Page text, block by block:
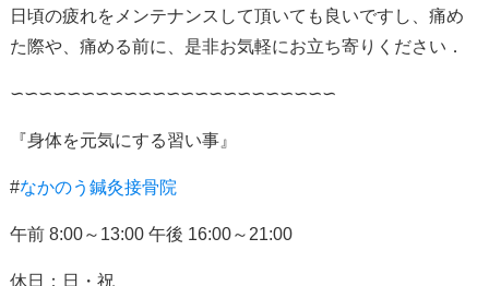
日頃の疲れをメンテナンスして頂いても良いですし、痛め
た際や、痛める前に、是非お気軽にお立ち寄りください．
∽∽∽∽∽∽∽∽∽∽∽∽∽∽∽∽∽∽∽∽∽∽∽
『身体を元気にする習い事』
#なかのう鍼灸接骨院
午前8:00～ 13:00 午後 16:00～ 21:00
休日：日・祝